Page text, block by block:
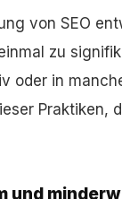
von SEO
zu
oder in
Praktiken,
und